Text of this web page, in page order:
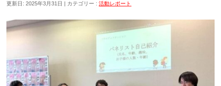
更新日: 2025年3月31日 カテゴリー :活動レポート